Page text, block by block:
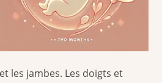
les jambes. Les doigts et